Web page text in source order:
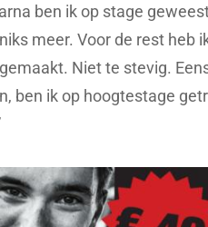
ben ik op stage
meer. Voor de rest heb
Niet te stevig.
ben ik op hoogtestage